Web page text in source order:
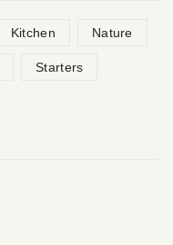
Kitchen Nature
Starters